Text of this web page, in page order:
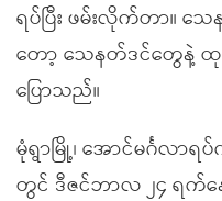
ရပ်ပြီး ဖမ်းလိုက်တာ။ သေ
တော့ သေနတ်ဒင်တွေနဲ့
ပြောသည်။
မုံရွာမြို့၊ အောင်မင်္ဂလ
တွင် ဒီဇင်ဘာလ ၂၄ ရက်န